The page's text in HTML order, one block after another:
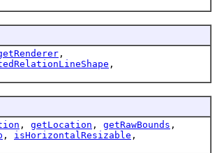
,
,
, getLocation , getRawBounds ,
, isHorizontalResizable ,